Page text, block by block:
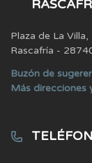
Plaza de La Villa,
Rascafría -
Buzón de
Más direcciones